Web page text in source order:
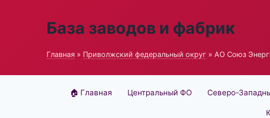
База заводов и фабрик
Главная » Приволжский федеральный округ » АО Союз
🏠 Главная Центральный ФО Северо-